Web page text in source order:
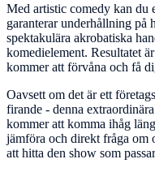
Med artistic comedy kan du
garanterar underhållning på
spektakulära akrobatiska
komedielement. Resultatet
kommer att förvåna och få
Oavsett om det är ett
firande - denna
kommer att komma ihåg
jämföra och direkt fråga om
att hitta den show som